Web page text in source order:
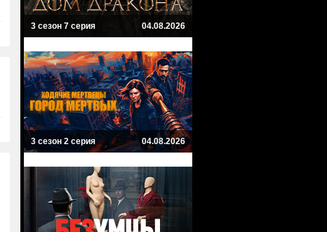
3 сезон 7 серия 04.08.2026
3 сезон 2 серия 04.08.2026